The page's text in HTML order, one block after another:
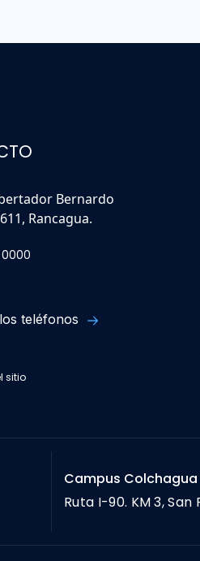
Bernardo
Rancagua.
teléfonos
sitio
Campus Colchagua
Ruta I-90. KM 3, San